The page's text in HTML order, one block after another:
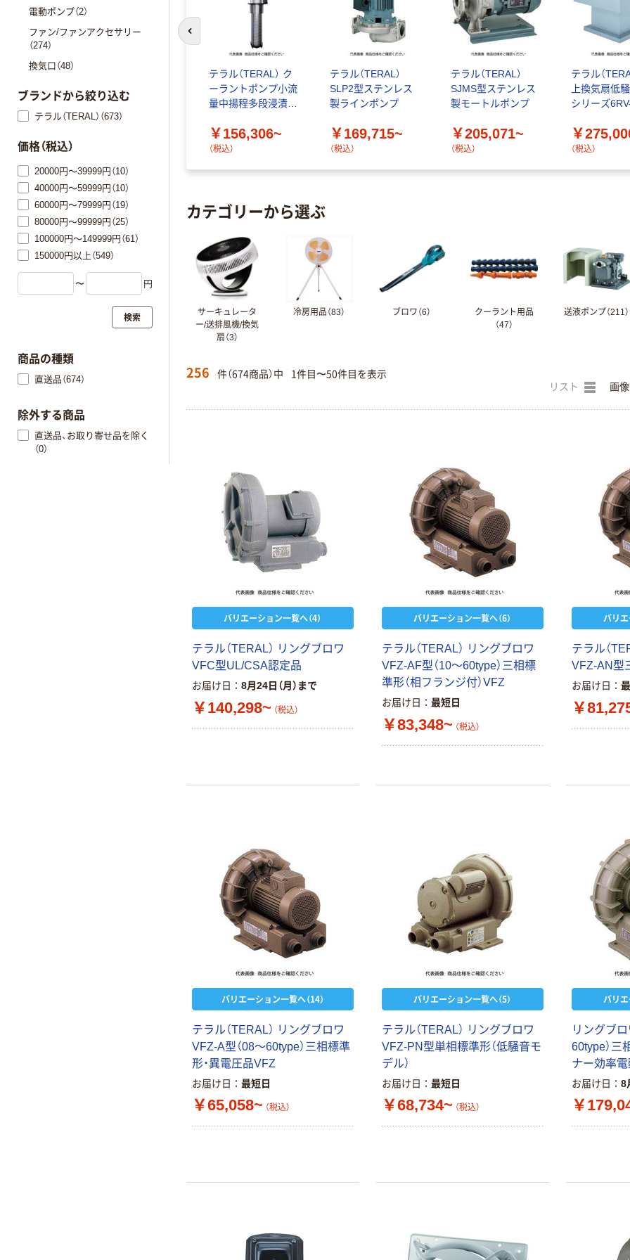
テラル（TERAL） ク
ーラントポンプ小流
量中揚程多段浸漬型
￥156,306~
（税込）
テラル（TERAL）
SLP2型ステンレス
製ラインポンプ
￥169,715~
（税込）
テラル（TERAL）
SJMS型ステンレス
製モートルポンプ
￥205,071~
（税込）
テラル（
上換気扇低
シリーズ
￥
（税込）
カテゴリーから選ぶ
サーキュレータ
ー/送排風機/換気
扇（3）
冷房用品（83） ブロワ（6）
クーラント用品
（47）
送液ポンプ（211）
256 件（674商品）中 1件目〜50件目を表示
リスト 画像
バリエーション一覧へ（4）
テラル（TERAL） リングブロワ
VFC型UL/CSA認定品
お届け日 8月24日（月）まで
￥140,298~ （税込）
バリエーション一覧へ（6）
テラル（TERAL） リングブロワ
VFZ-AF型（10～60type）三相標
準形（相フランジ付）VFZ
お届け日 最短日
￥83,348~ （税込）
バリエ
テラル（
VFZ-AN型
お届け日
￥
バリエーション一覧へ（14）
テラル（TERAL） リングブロワ
VFZ-A型（08～60type）三相標準
形・異電圧品VFZ
お届け日 最短日
￥65,058~ （税込）
バリエーション一覧へ（5）
テラル（TERAL） リングブロワ
VFZ-PN型単相標準形（低騒音モ
デル）
お届け日 最短日
￥68,734~ （税込）
バリエ
リングブ
60type）三
ナー効率電
お届け日 8
￥
電動ポンプ（2）
ファン/ファンアクセサリー
（274）
換気口（48）
ブランドから絞り込む
テラル（TERAL）（673）
価格（税込）
20000円～39999円（10）
40000円～59999円（10）
60000円～79999円（19）
80000円～99999円（25）
100000円～149999円（61）
150000円以上（549）
〜 円
検索
商品の種類
直送品（674）
除外する商品
直送品、お取り寄せ品を除く
（0）